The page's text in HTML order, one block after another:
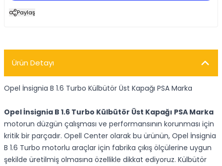
Paylaş
Ürün Detayı
Opel İnsignia B 1.6 Turbo Külbütör Üst Kapağı PSA Marka
Opel İnsignia B 1.6 Turbo Külbütör Üst Kapağı PSA Marka
motorun düzgün çalışması ve performansının korunması için
kritik bir parçadır. Opell Center olarak bu ürünün, Opel İnsignia
B 1.6 Turbo motorlu araçlar için fabrika çıkış ölçülerine uygun
şekilde üretilmiş olmasına özellikle dikkat ediyoruz. Külbütör